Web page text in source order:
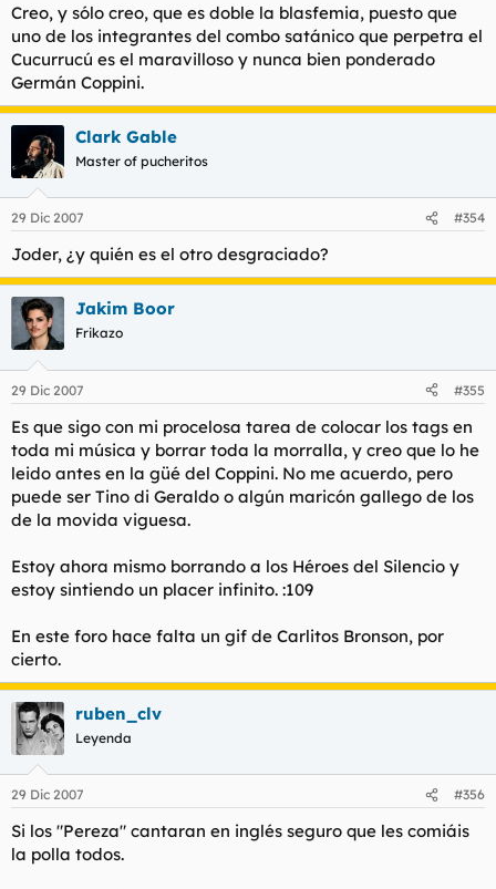
Creo, y sólo creo, que es doble la blasfemia, puesto que
uno de los integrantes del combo satánico que perpetra el
Cucurrucú es el maravilloso y nunca bien ponderado
Germán Coppini.
Clark Gable
Master of pucheritos
29 Dic 2007 #354
Joder, ¿y quién es el otro desgraciado?
Jakim Boor
Frikazo
29 Dic 2007 #355
Es que sigo con mi procelosa tarea de colocar los tags en
toda mi música y borrar toda la morralla, y creo que lo he
leido antes en la güé del Coppini. No me acuerdo, pero
puede ser Tino di Geraldo o algún maricón gallego de los
de la movida viguesa.
Estoy ahora mismo borrando a los Héroes del Silencio y
estoy sintiendo un placer infinito. :109
En este foro hace falta un gif de Carlitos Bronson, por
cierto.
ruben_clv
Leyenda
29 Dic 2007 #356
Si los "Pereza" cantaran en inglés seguro que les comiáis
la polla todos.